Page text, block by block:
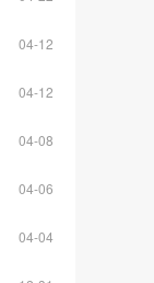
04-12
04-12
04-08
04-06
04-04
12-31